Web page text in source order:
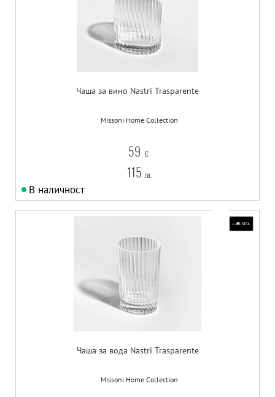
Чаша за вино Nastri Trasparente
Missoni Home Collection
59 €
115 лв.
В наличност
Чаша за вода Nastri Trasparente
Missoni Home Collection